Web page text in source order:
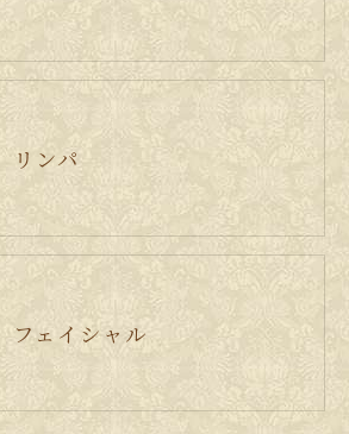
リンパ
フェイシャル